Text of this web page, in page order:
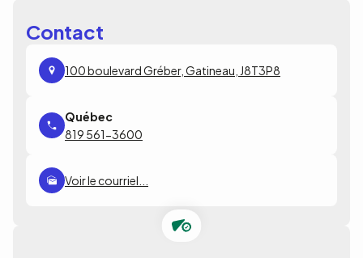
Contact
100 boulevard Gréber, Gatineau, J8T3P8
819 561-3600
Voir le courriel...